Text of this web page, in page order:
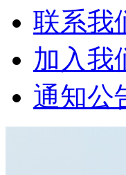
联系我
加入我
通知公